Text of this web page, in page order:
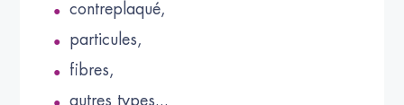
contreplaqué,
particules,
fibres,
autres types...